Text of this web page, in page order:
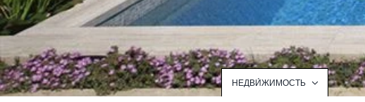
НЕДВИ́ЖИМОСТЬ